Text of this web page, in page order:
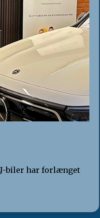
biler har forlænget